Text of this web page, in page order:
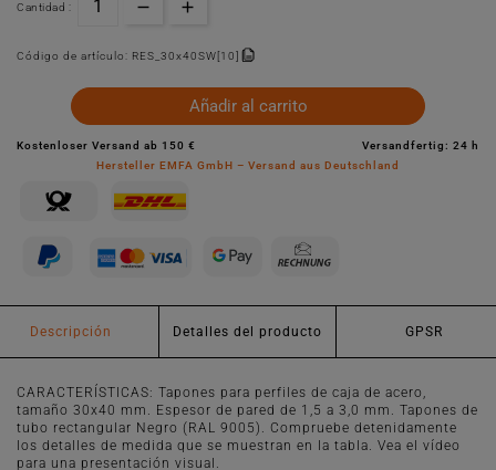
Cantidad :
Código de artículo: RES_30x40SW[10]
Añadir al carrito
Kostenloser Versand ab 150 €
Versandfertig: 24 h
Hersteller EMFA GmbH – Versand aus Deutschland
Descripción Detalles del producto GPSR
CARACTERÍSTICAS: Tapones para perfiles de caja de acero,
tamaño 30x40 mm. Espesor de pared de 1,5 a 3,0 mm. Tapones de
tubo rectangular Negro (RAL 9005). Compruebe detenidamente
los detalles de medida que se muestran en la tabla. Vea el vídeo
para una presentación visual.